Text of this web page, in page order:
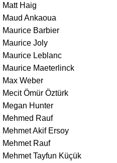
Matt Haig
Maud Ankaoua
Maurice Barbier
Maurice Joly
Maurice Leblanc
Maurice Maeterlinck
Max Weber
Mecit Ömür Öztürk
Megan Hunter
Mehmed Rauf
Mehmet Akif Ersoy
Mehmet Rauf
Mehmet Tayfun Küçük